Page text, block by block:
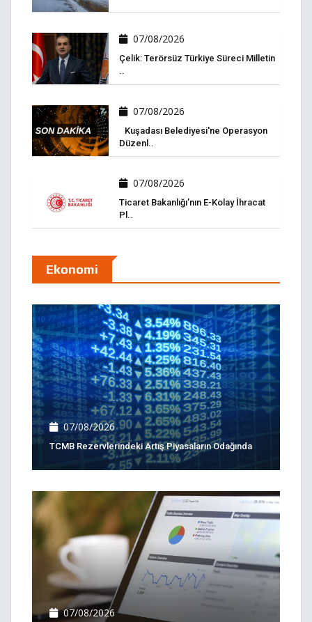
07/08/2026
Çelik: Terörsüz Türkiye Süreci Milletin
..
07/08/2026
Kuşadası Belediyesi'ne Operasyon
Düzenl..
07/08/2026
Ticaret Bakanlığı’nın E-Kolay İhracat
Pl..
Ekonomi
07/08/2026
TCMB Rezervlerindeki Artış Piyasaların Odağında
07/08/2026